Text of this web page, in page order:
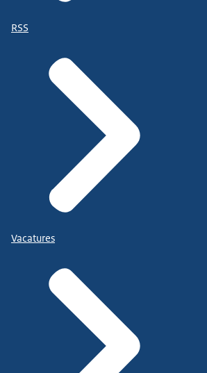
RSS
Vacatures